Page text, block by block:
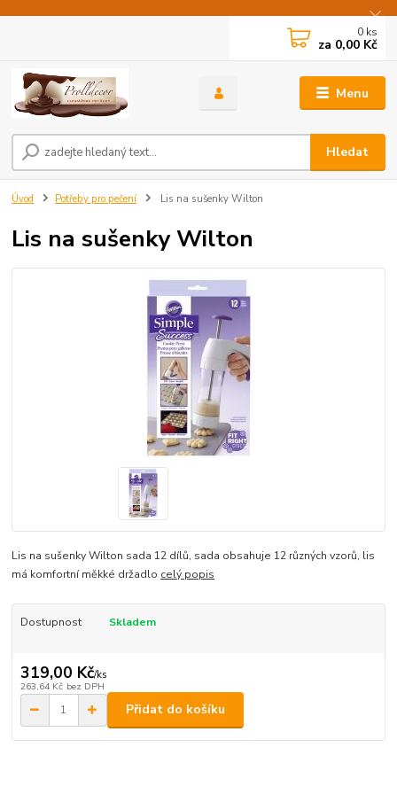
Menu
Hledat
0 ks
za 0,00 Kč
Úvod Potřeby pro pečení Lis na sušenky Wilton
Lis na sušenky Wilton
Lis na sušenky Wilton sada 12 dílů, sada obsahuje 12 různých vzorů, lis
má komfortní měkké držadlo celý popis
Dostupnost Skladem
319,00 Kč/ks
263,64 Kč bez DPH
Přidat do košíku